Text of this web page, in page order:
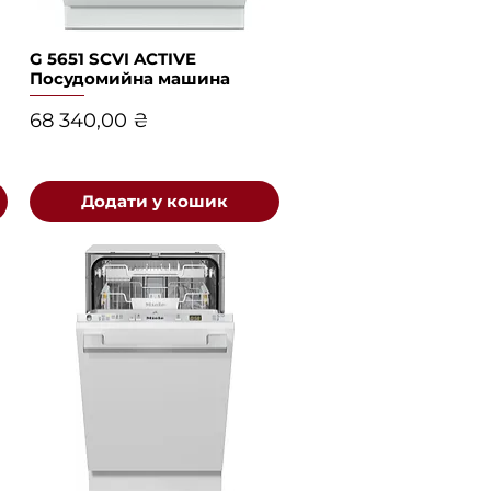
Швидкий перегляд
G 5651 SCVI ACTIVE
Посудомийна машина
Ціна
68 340,00 ₴
Додати у кошик